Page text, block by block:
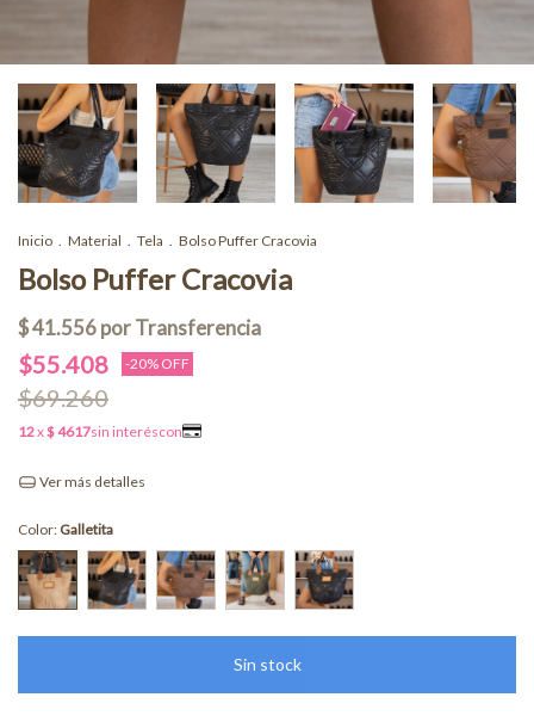
Inicio . Material . Tela . Bolso Puffer Cracovia
Bolso Puffer Cracovia
$55.408 -20% OFF
$69.260
Ver más detalles
Color: Galletita